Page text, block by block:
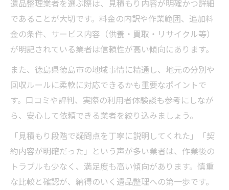
遺品整理業者を選ぶ際は、見積もり内容が明確かつ詳細
であることが大切です。料金の内訳や作業範囲、追加料
金の条件、サービス内容（供養・買取・リサイクル等）
が明記されている業者は信頼性が高い傾向にあります。
また、徳島県徳島市の地域事情に精通し、地元の分別や
回収ルールに柔軟に対応できるかも重要なポイントで
す。口コミや評判、実際の利用者体験談も参考にしなが
ら、安心して依頼できる業者を絞り込みましょう。
「見積もり段階で疑問点を丁寧に説明してくれた」「契
約内容が明確だった」という声が多い業者は、作業後の
トラブルも少なく、満足度も高い傾向があります。慎重
な比較と確認が、納得のいく遺品整理への第一歩です。